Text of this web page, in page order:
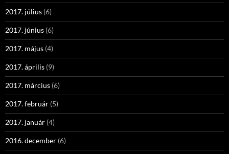
2017. július (6)
2017. június (6)
2017. május (4)
2017. április (9)
2017. március (6)
2017. február (5)
2017. január (4)
2016. december (6)